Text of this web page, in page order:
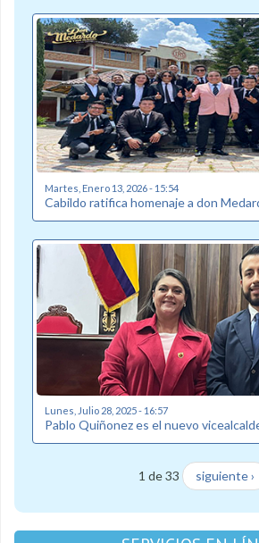
Martes, Enero 13, 2026 - 15:54
Cabildo ratifica homenaje a don
Lunes, Julio 28, 2025 - 16:57
Pablo Quiñonez es el nuevo
1 de 33 siguiente ›